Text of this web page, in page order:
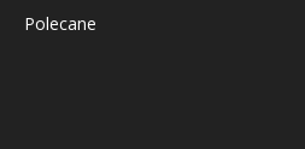
Polecane